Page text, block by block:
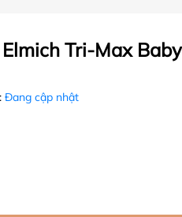
Tri-Max
Đang cập nhật